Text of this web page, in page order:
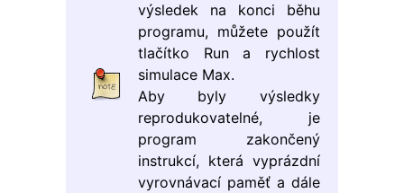
výsledek na konci běhu
programu, můžete použít
tlačítko Run a rychlost
simulace Max.
Aby byly výsledky
reprodukovatelné, je
program zakončený
instrukcí, která vyprázdní
vyrovnávací paměť a dále